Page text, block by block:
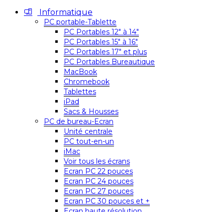
Informatique
PC portable-Tablette
PC Portables 12″ à 14″
PC Portables 15″ à 16″
PC Portables 17″ et plus
PC Portables Bureautique
MacBook
Chromebook
Tablettes
iPad
Sacs & Housses
PC de bureau-Ecran
Unité centrale
PC tout-en-un
iMac
Voir tous les écrans
Ecran PC 22 pouces
Ecran PC 24 pouces
Ecran PC 27 pouces
Ecran PC 30 pouces et +